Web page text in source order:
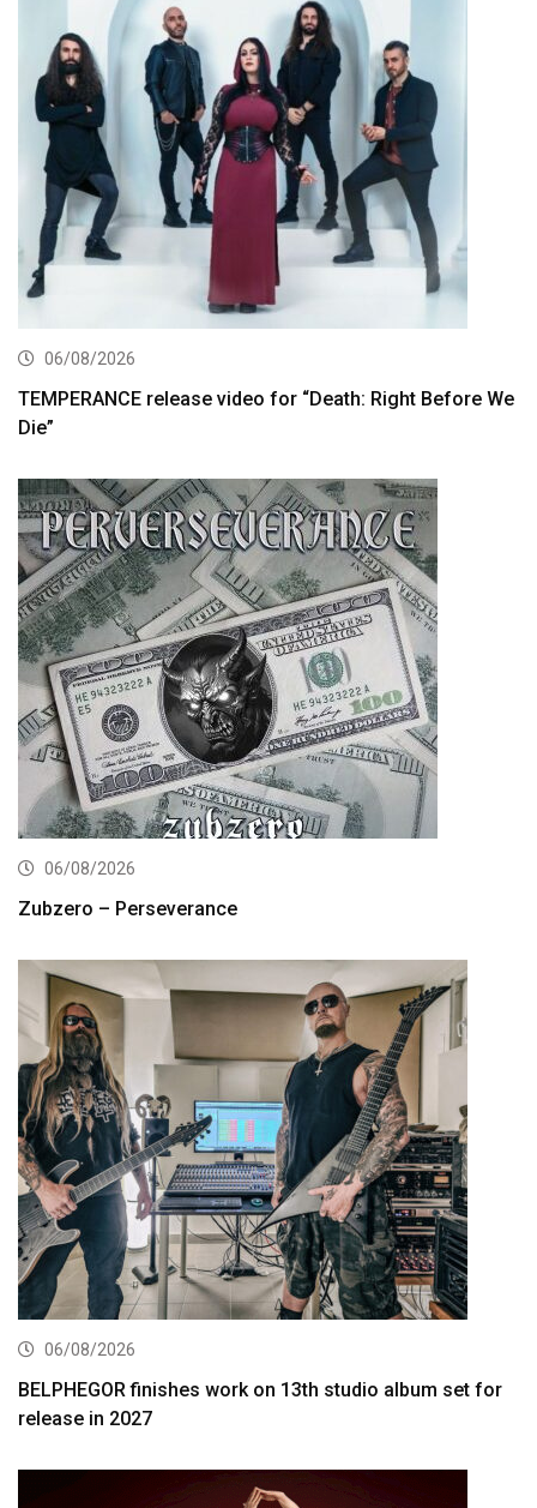
06/08/2026
TEMPERANCE release video for “Death: Right Before We
Die”
06/08/2026
Zubzero – Perseverance
06/08/2026
BELPHEGOR finishes work on 13th studio album set for
release in 2027